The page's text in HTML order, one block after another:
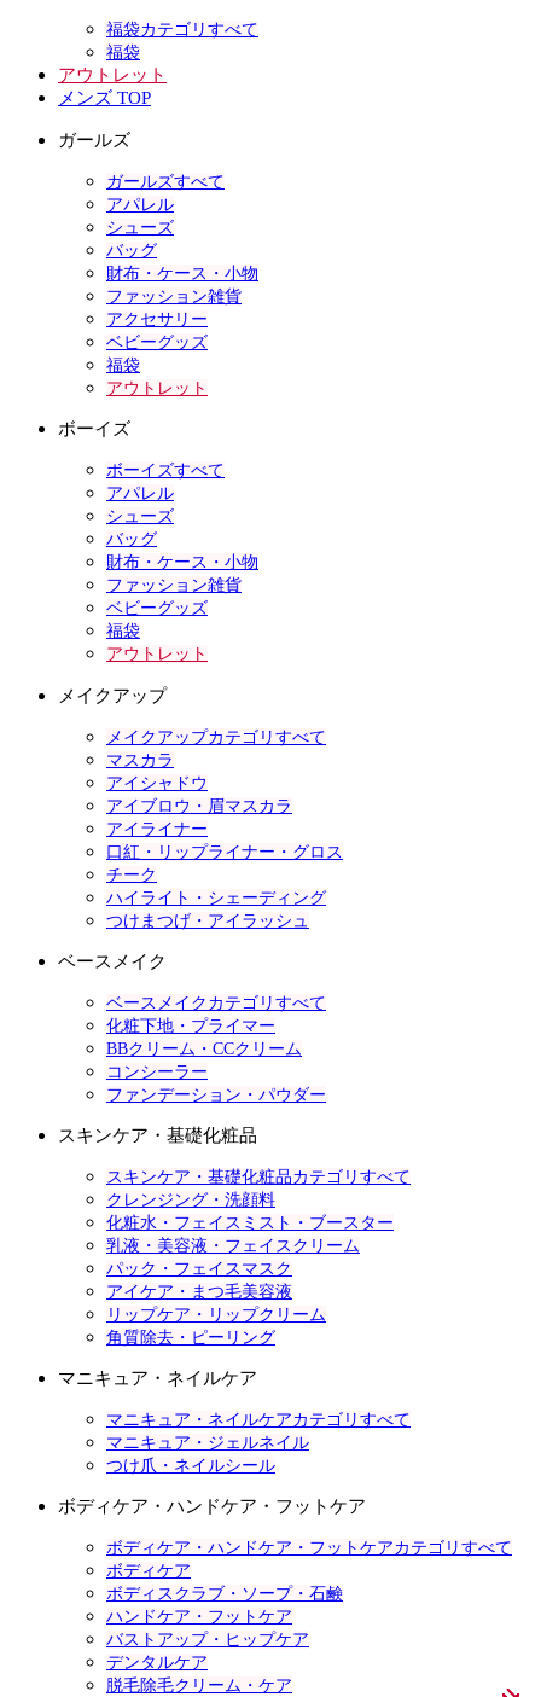
福袋カテゴリすべて
福袋
アウトレット
メンズ TOP
ガールズ
ガールズすべて
アパレル
シューズ
バッグ
財布・ケース・小物
ファッション雑貨
アクセサリー
ベビーグッズ
福袋
アウトレット
ボーイズ
ボーイズすべて
アパレル
シューズ
バッグ
財布・ケース・小物
ファッション雑貨
ベビーグッズ
福袋
アウトレット
メイクアップ
メイクアップカテゴリすべて
マスカラ
アイシャドウ
アイブロウ・眉マスカラ
アイライナー
口紅・リップライナー・グロス
チーク
ハイライト・シェーディング
つけまつげ・アイラッシュ
ベースメイク
ベースメイクカテゴリすべて
化粧下地・プライマー
BBクリーム・CCクリーム
コンシーラー
ファンデーション・パウダー
スキンケア・基礎化粧品
スキンケア・基礎化粧品カテゴリすべて
クレンジング・洗顔料
化粧水・フェイスミスト・ブースター
乳液・美容液・フェイスクリーム
パック・フェイスマスク
アイケア・まつ毛美容液
リップケア・リップクリーム
角質除去・ピーリング
マニキュア・ネイルケア
マニキュア・ネイルケアカテゴリすべて
マニキュア・ジェルネイル
つけ爪・ネイルシール
ボディケア・ハンドケア・フットケア
ボディケア・ハンドケア・フットケアカテゴリすべて
ボディケア
ボディスクラブ・ソープ・石鹸
ハンドケア・フットケア
バストアップ・ヒップケア
デンタルケア
脱毛除毛クリーム・ケア